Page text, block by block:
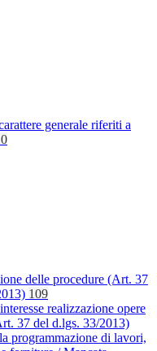
generale riferiti a
delle procedure (Art. 37
109
realizzazione opere
37 del d.lgs. 33/2013)
programmazione di lavori,